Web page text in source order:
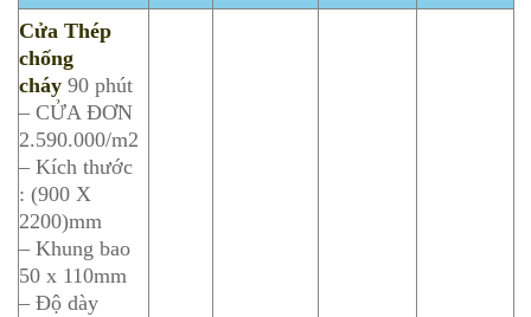
Cửa Thép
chống
cháy 90 phút
– CỬA ĐƠN
2.590.000/m2
– Kích thước
: (900 X
2200)mm
– Khung bao
50 x 110mm
– Độ dày